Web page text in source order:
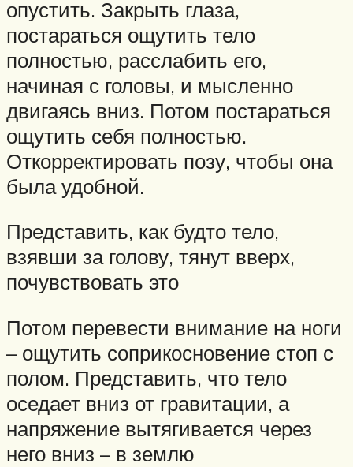
опустить. Закрыть глаза,
постараться ощутить тело
полностью, расслабить его,
начиная с головы, и мысленно
двигаясь вниз. Потом постараться
ощутить себя полностью.
Откорректировать позу, чтобы она
была удобной.
Представить, как будто тело,
взявши за голову, тянут вверх,
почувствовать это
Потом перевести внимание на ноги
– ощутить соприкосновение стоп с
полом. Представить, что тело
оседает вниз от гравитации, а
напряжение вытягивается через
него вниз – в землю